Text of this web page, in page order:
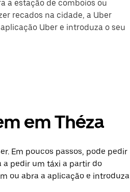
a estação de comboios ou
recados na cidade, a Uber
Uber e introduza o seu
em Théza
Em poucos passos, pode pedir
a pedir um táxi a partir do
ou abra a aplicação e introduza